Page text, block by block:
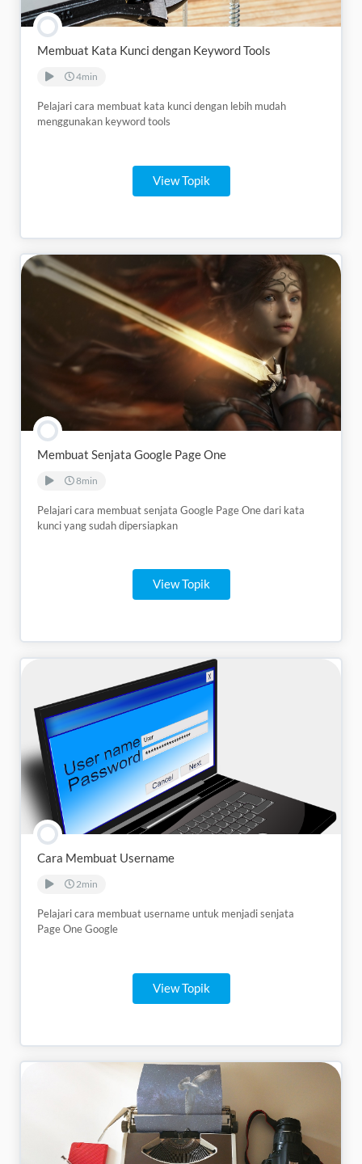
Membuat Kata Kunci dengan Keyword Tools
4min
Pelajari cara membuat kata kunci dengan lebih mudah
menggunakan keyword tools
View Topik
Membuat Senjata Google Page One
8min
Pelajari cara membuat senjata Google Page One dari kata
kunci yang sudah dipersiapkan
View Topik
Cara Membuat Username
2min
Pelajari cara membuat username untuk menjadi senjata
Page One Google
View Topik